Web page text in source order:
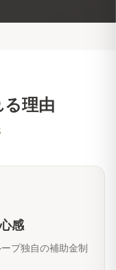
理由
感
プ独自の補助金制